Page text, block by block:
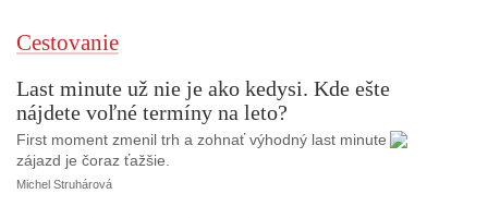
Cestovanie
Last minute už nie je ako kedysi. Kde ešte
nájdete voľné termíny na leto?
First moment zmenil trh a zohnať výhodný last minute
zájazd je čoraz ťažšie.
Michel Struhárová